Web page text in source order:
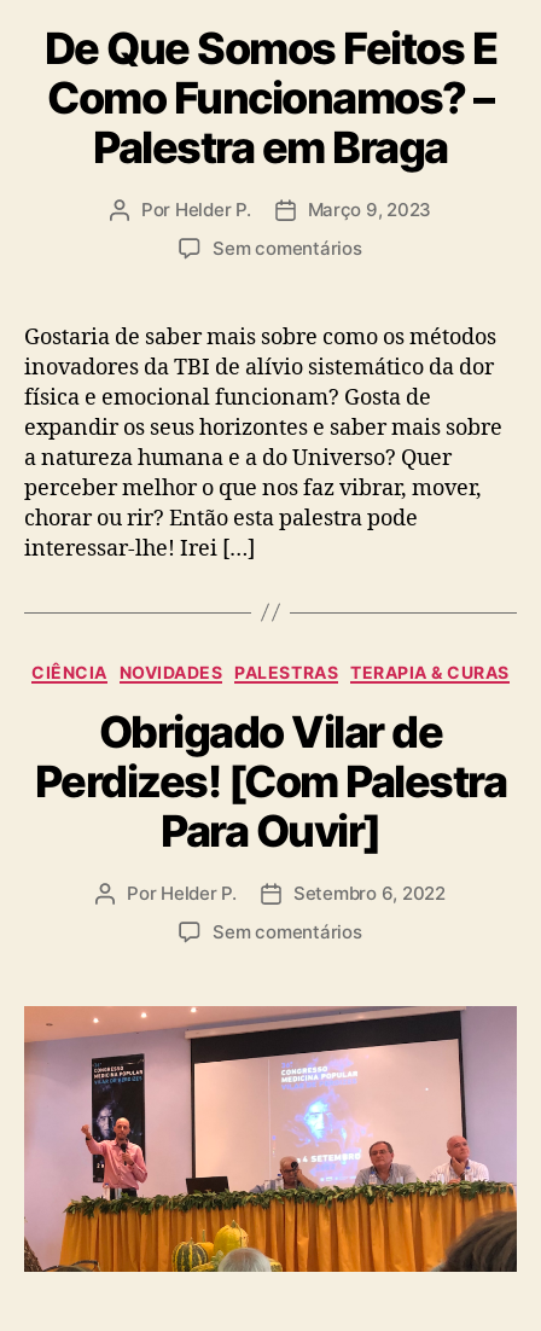
De Que Somos Feitos E
Como Funcionamos? –
Palestra em Braga
Autor
Por Helder P.
DataMarço 9, 2023
Sem comentáriosem
Feitos
E
Como
Funcionamos?
–
Palestra
em
Gostaria de saber mais sobre como os métodos
inovadores da TBI de alívio sistemático da dor
física e emocional funcionam? Gosta de
expandir os seus horizontes e saber mais sobre
a natureza humana e a do Universo? Quer
perceber melhor o que nos faz vibrar, mover,
chorar ou rir? Então esta palestra pode
interessar-lhe! Irei […]
Categorias
CIÊNCIA NOVIDADES PALESTRAS TERAPIA & CURAS
Obrigado Vilar de
Perdizes! [Com Palestra
Para Ouvir]
Autor
Por Helder P.
DataSetembro 6, 2022
Sem comentáriosem
de
Perdizes!
[Com
Palestra
Ouvir]